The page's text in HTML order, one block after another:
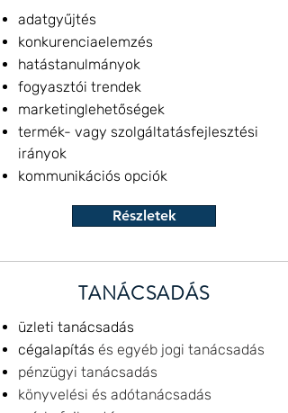
adatgyűjtés
konkurenciaelemzés
hatástanulmányok
fogyasztói trendek
marketinglehetőségek
termék- vagy szolgáltatásfejlesztési
irányok
kommunikációs opciók
Részletek
TANÁCSADÁS
üzleti tanácsadás
cégalapítás és egyéb jogi tanácsadás
pénzügyi tanácsadás
könyvelési és adótanácsadás